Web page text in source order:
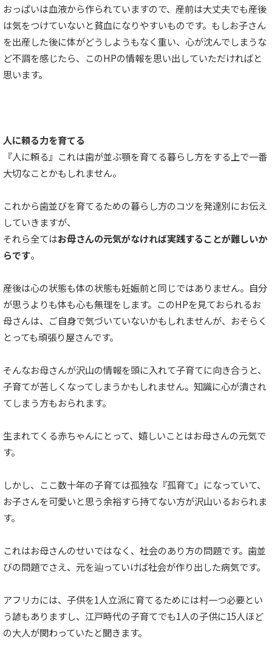
おっぱいは血液から作られていますので、産前は大丈夫でも産後
は気をつけていないと貧血になりやすいものです。もしお子さん
を出産した後に体がどうしようもなく重い、心が沈んでしまうな
ど不調を感じたら、このHPの情報を思い出していただければと
思います。
人に頼る力を育てる
『人に頼る』これは歯が並ぶ顎を育てる暮らし方をする上で一番
大切なことかもしれません。
これから歯並びを育てるための暮らし方のコツを発達別にお伝え
していきますが、
それら全てはお母さんの元気がなければ実践することが難しいか
らです。
産後は心の状態も体の状態も妊娠前と同じではありません。自分
が思うよりも体も心も無理をします。このHPを見ておられるお
母さんは、ご自身で気づいていないかもしれませんが、おそらく
とっても頑張り屋さんです。
そんなお母さんが沢山の情報を頭に入れて子育てに向き合うと、
子育てが苦しくなってしまうかもしれません。知識に心が潰され
てしまう方もおられます。
生まれてくる赤ちゃんにとって、嬉しいことはお母さんの元気で
す。
しかし、ここ数十年の子育ては孤独な『孤育て』になっていて、
お子さんを可愛いと思う余裕すら持てない方が沢山いるおられま
す。
これはお母さんのせいではなく、社会のあり方の問題です。歯並
びの問題でさえ、元を辿っていけば社会が作り出した病気です。
アフリカには、子供を1人立派に育てるためには村一つ必要とい
う諺もありますし、江戸時代の子育てでも1人の子供に15人ほど
の大人が関わっていたと聞きます。